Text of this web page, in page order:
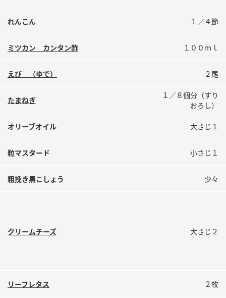
検索
業務用サイト ミツカングループについて 製造所固有記号一覧
れんこん １／４節
ミツカン カンタン酢 １００ｍｌ
えび （ゆで） ２尾
たまねぎ
１／８個分（すり
おろし）
オリーブオイル 大さじ１
粒マスタード 小さじ１
粗挽き黒こしょう 少々
クリームチーズ 大さじ２
リーフレタス ２枚